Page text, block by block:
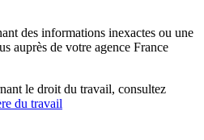
des informations inexactes ou une
auprès de votre agence France
le droit du travail, consultez
du travail